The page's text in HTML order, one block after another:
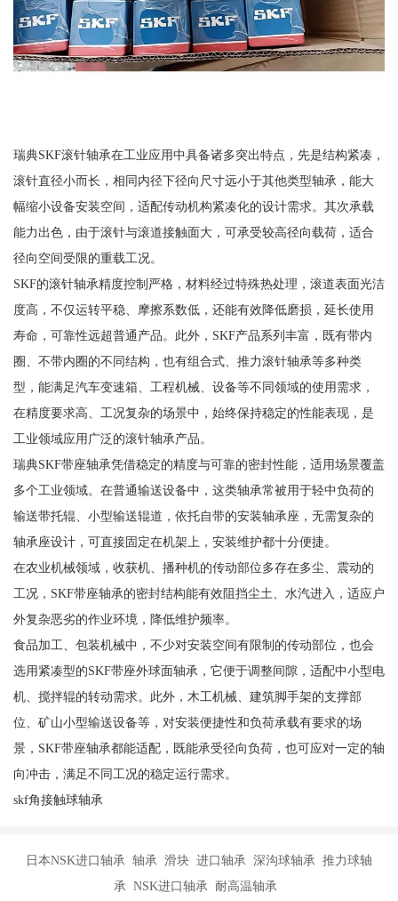
瑞典SKF滚针轴承在工业应用中具备诸多突出特点，先是结构紧凑，
滚针直径小而长，相同内径下径向尺寸远小于其他类型轴承，能大
幅缩小设备安装空间，适配传动机构紧凑化的设计需求。其次承载
能力出色，由于滚针与滚道接触面大，可承受较高径向载荷，适合
径向空间受限的重载工况。
SKF的滚针轴承精度控制严格，材料经过特殊热处理，滚道表面光洁
度高，不仅运转平稳、摩擦系数低，还能有效降低磨损，延长使用
寿命，可靠性远超普通产品。此外，SKF产品系列丰富，既有带内
圈、不带内圈的不同结构，也有组合式、推力滚针轴承等多种类
型，能满足汽车变速箱、工程机械、设备等不同领域的使用需求，
在精度要求高、工况复杂的场景中，始终保持稳定的性能表现，是
工业领域应用广泛的滚针轴承产品。
瑞典SKF带座轴承凭借稳定的精度与可靠的密封性能，适用场景覆盖
多个工业领域。在普通输送设备中，这类轴承常被用于轻中负荷的
输送带托辊、小型输送辊道，依托自带的安装轴承座，无需复杂的
轴承座设计，可直接固定在机架上，安装维护都十分便捷。
在农业机械领域，收获机、播种机的传动部位多存在多尘、震动的
工况，SKF带座轴承的密封结构能有效阻挡尘土、水汽进入，适应户
外复杂恶劣的作业环境，降低维护频率。
食品加工、包装机械中，不少对安装空间有限制的传动部位，也会
选用紧凑型的SKF带座外球面轴承，它便于调整间隙，适配中小型电
机、搅拌辊的转动需求。此外，木工机械、建筑脚手架的支撑部
位、矿山小型输送设备等，对安装便捷性和负荷承载有要求的场
景，SKF带座轴承都能适配，既能承受径向负荷，也可应对一定的轴
向冲击，满足不同工况的稳定运行需求。
skf角接触球轴承
日本NSK进口轴承 轴承 滑块 进口轴承 深沟球轴承 推力球轴
承 NSK进口轴承 耐高温轴承